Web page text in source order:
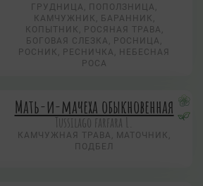
ГРУДНИЦА, ПОПОЛЗНИЦА,
КАМЧУЖНИК, БАРАННИК,
КОПЫТНИК, РОСЯНАЯ ТРАВА,
БОГОВАЯ СЛЕЗКА, РОСНИЦА,
РОСНИК, РЕСНИЧКА, НЕБЕСНАЯ
РОСА
Мать-и-мачеха обыкновенная
Tussilago farfara L.
КАМЧУЖНАЯ ТРАВА, МАТОЧНИК,
ПОДБЕЛ